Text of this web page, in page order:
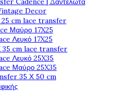
Decor
25 cm lace transfer
Μαύρο 17X25
Λευκό 17X25
35 cm lace transfer
Λευκό 25X35
Μαύρο 25X35
35 Χ 50 cm